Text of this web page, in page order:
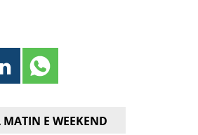
MATIN E WEEKEND